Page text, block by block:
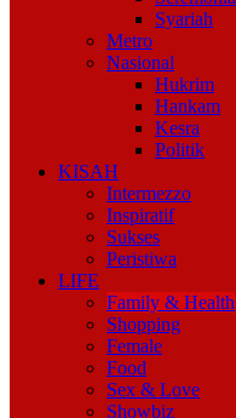
Syariah
Metro
Nasional
Hukrim
Hankam
Kesra
Politik
KISAH
Intermezzo
Inspiratif
Sukses
Peristiwa
LIFE
Family & Health
Shopping
Female
Food
Sex & Love
Showbiz